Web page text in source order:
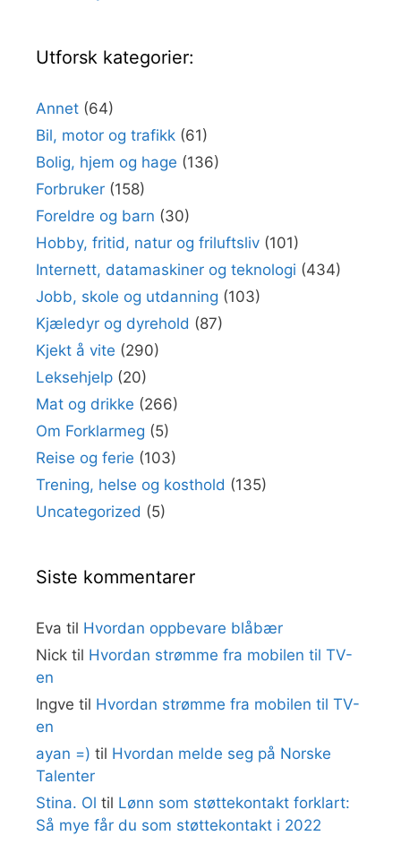
Utforsk kategorier:
Annet (64)
Bil, motor og trafikk (61)
Bolig, hjem og hage (136)
Forbruker (158)
Foreldre og barn (30)
Hobby, fritid, natur og friluftsliv (101)
Internett, datamaskiner og teknologi (434)
Jobb, skole og utdanning (103)
Kjæledyr og dyrehold (87)
Kjekt å vite (290)
Leksehjelp (20)
Mat og drikke (266)
Om Forklarmeg (5)
Reise og ferie (103)
Trening, helse og kosthold (135)
Uncategorized (5)
Siste kommentarer
Eva til Hvordan oppbevare blåbær
Nick til Hvordan strømme fra mobilen til TV-
en
Ingve til Hvordan strømme fra mobilen til TV-
en
ayan =) til Hvordan melde seg på Norske
Talenter
Stina. Ol til Lønn som støttekontakt forklart:
Så mye får du som støttekontakt i 2022